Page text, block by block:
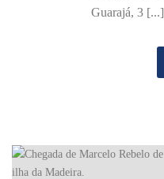
Guarajá, 3 [...]